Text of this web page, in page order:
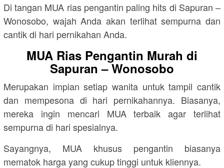
Di tangan MUA rias pengantin paling hits di Sapuran –
Wonosobo, wajah Anda akan terlihat sempurna dan
cantik di hari pernikahan Anda.
MUA Rias Pengantin Murah di
Sapuran – Wonosobo
Merupakan impian setiap wanita untuk tampil cantik
dan mempesona di hari pernikahannya. Biasanya,
mereka ingin mencari MUA terbaik agar terlihat
sempurna di hari spesialnya.
Sayangnya, MUA khusus pengantin biasanya
mematok harga yang cukup tinggi untuk kliennya.